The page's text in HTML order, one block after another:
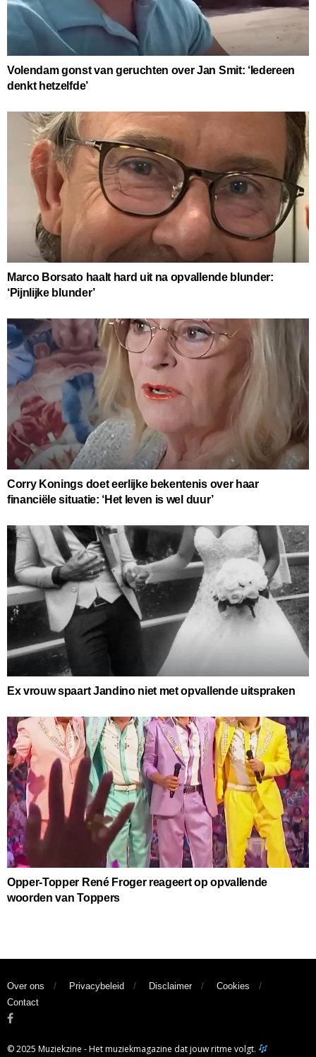
Volendam gonst van geruchten over Jan Smit: ‘Iedereen
denkt hetzelfde’
Marco Borsato haalt hard uit na opvallende blunder:
‘Pijnlijke blunder’
Corry Konings doet eerlijke bekentenis over haar
financiële situatie: ‘Het leven is wel duur’
Ex vrouw spaart Jandino niet met opvallende uitspraken
Opper-Topper René Froger reageert op opvallende
woorden van Toppers
Over ons Privacybeleid Disclaimer
Cookies
Contact
© 2025 Muziekzine - Het muziekmagazine dat jouw ritme volgt.